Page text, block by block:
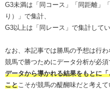
G3未満は「同コース」「同距離」
り）」で集計、
G3以上は「同レース」で集計して
なお、本記事では勝馬の予想は行わ
競馬で勝つためにデータ分析が必須
データから導かれる結果をもとに
こと こそが競馬の醍醐味だと考えて